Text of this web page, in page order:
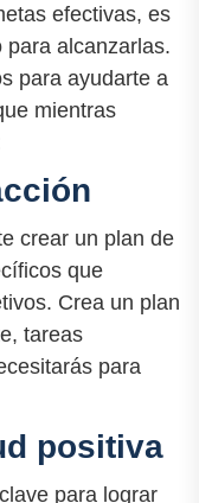
efectivas, es
para alcanzarlas.
para ayudarte a
mientras
crear un plan de
que
Crea un plan
tareas
para
positiva
para lograr